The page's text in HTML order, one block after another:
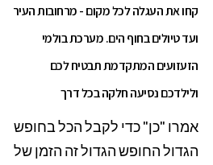
קחו את העגלה לכל מקום - מרחובות העיר
ועד טיולים בחוף הים. מערכת בולמי
הזעזועים המתקדמת תבטיח לכם
ולילדכם נסיעה חלקה בכל דרך
אמרו "כן" כדי לקבל הכל בחופש
הגדול החופש הגדול זה הזמן של